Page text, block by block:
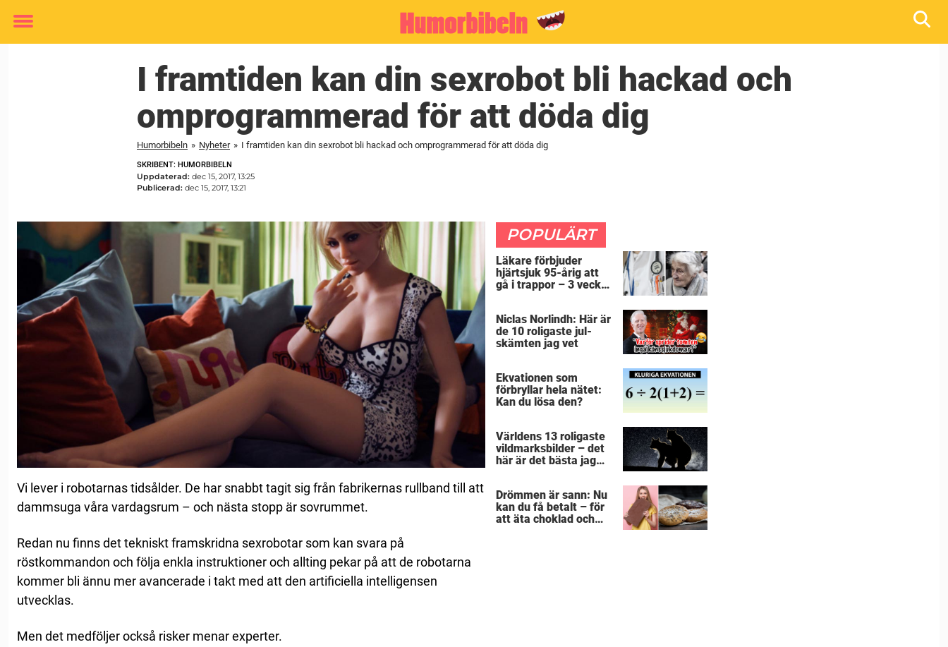
Toggle
I framtiden kan din sexrobot bli hackad och
omprogrammerad för att döda dig
Humorbibeln » Nyheter » I framtiden kan din sexrobot bli hackad och omprogrammerad för att döda dig
SKRIBENT: HUMORBIBELN
Uppdaterad: dec 15, 2017, 13:25
Publicerad: dec 15, 2017, 13:21
Vi lever i robotarnas tidsålder. De har snabbt tagit sig från fabrikernas rullband till att
dammsuga våra vardagsrum – och nästa stopp är sovrummet.
Redan nu finns det tekniskt framskridna sexrobotar som kan svara på
röstkommandon och följa enkla instruktioner och allting pekar på att de robotarna
kommer bli ännu mer avancerade i takt med att den artificiella intelligensen
utvecklas.
Men det medföljer också risker menar experter.
POPULÄRT
Läkare förbjuder
hjärtsjuk 95-årig att
gå i trappor – 3 veckor
Niclas Norlindh: Här är
de 10 roligaste jul-
skämten jag vet
Ekvationen som
förbryllar hela nätet:
Kan du lösa den?
Världens 13 roligaste
vildmarksbilder – det
här är det bästa jag
Drömmen är sann: Nu
kan du få betalt – för
att äta choklad och